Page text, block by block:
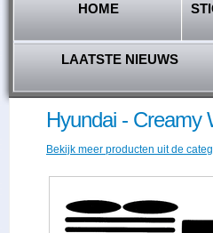
HOME
LAATSTE NIEUWS
Hyundai - Creamy
Bekijk meer producten uit de